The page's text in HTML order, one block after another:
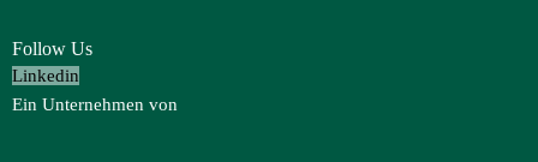
Follow Us
Linkedin
Ein Unternehmen von